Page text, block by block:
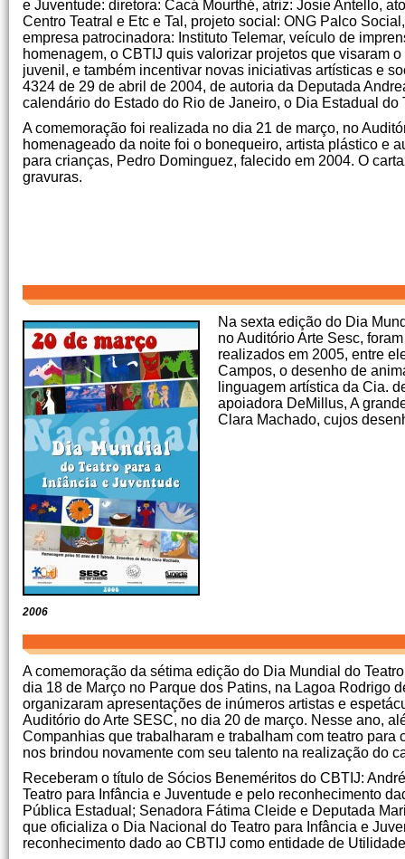
e Juventude: diretora: Cacá Mourthé, atriz: Josie Antello,
Centro Teatral e Etc e Tal, projeto social: ONG Palco
empresa patrocinadora: Instituto Telemar, veículo de
homenagem, o CBTIJ quis valorizar projetos que visaram
juvenil, e também incentivar novas iniciativas artísticas e
4324 de 29 de abril de 2004, de autoria da Deputada
calendário do Estado do Rio de Janeiro, o Dia Estadual do
A comemoração foi realizada no dia 21 de março, no
homenageado da noite foi o bonequeiro, artista plástico e
para crianças, Pedro Dominguez, falecido em 2004. O
gravuras.
2006
Na sexta edição do Dia
no Auditório Arte Sesc,
realizados em 2005, entre
Campos, o desenho de
linguagem artística da Cia.
apoiadora DeMillus, A
Clara Machado, cujos
A comemoração da sétima edição do Dia Mundial do
dia 18 de Março no Parque dos Patins, na Lagoa Rodrigo
organizaram apresentações de inúmeros artistas e
Auditório do Arte SESC, no dia 20 de março. Nesse ano,
Companhias que trabalharam e trabalham com teatro
nos brindou novamente com seu talento na realização do
Receberam o título de Sócios Beneméritos do CBTIJ:
Teatro para Infância e Juventude e pelo reconhecimento
Pública Estadual; Senadora Fátima Cleide e Deputada
que oficializa o Dia Nacional do Teatro para Infância e
reconhecimento dado ao CBTIJ como entidade de